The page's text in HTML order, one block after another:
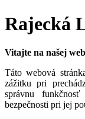
Rajecká
Vitajte na našej
Táto webová
zážitku pri
správnu
bezpečnosti pri jej